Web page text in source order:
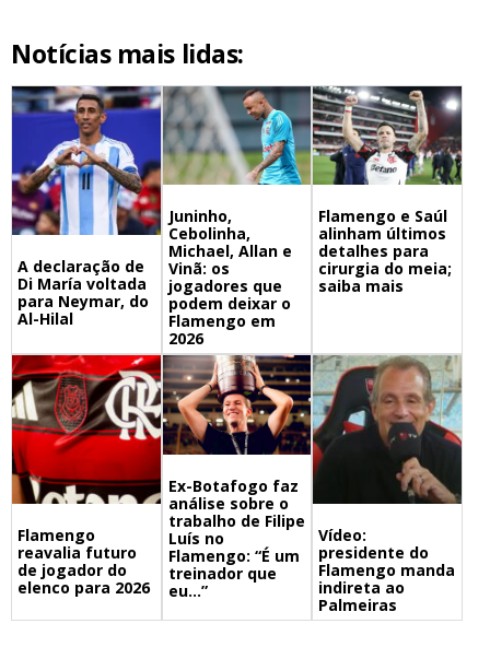
Notícias mais lidas:
A declaração de
Di María voltada
para Neymar, do
Al-Hilal
Juninho,
Cebolinha,
Michael, Allan e
Vinã: os
jogadores que
podem deixar o
Flamengo em
2026
Flamengo e Saúl
alinham últimos
detalhes para
cirurgia do meia;
saiba mais
Flamengo
reavalia futuro
de jogador do
elenco para 2026
Ex-Botafogo faz
análise sobre o
trabalho de Filipe
Luís no
Flamengo: “É um
treinador que
eu…”
Vídeo:
presidente do
Flamengo manda
indireta ao
Palmeiras